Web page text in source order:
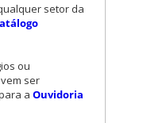
setor da
ou
ser
a Ouvidoria